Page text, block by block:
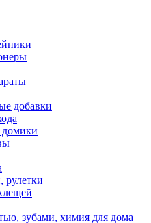
добавки
зубами, химия для дома